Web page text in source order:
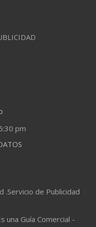
pm
.Servicio de Publicidad
una Guía Comercial -